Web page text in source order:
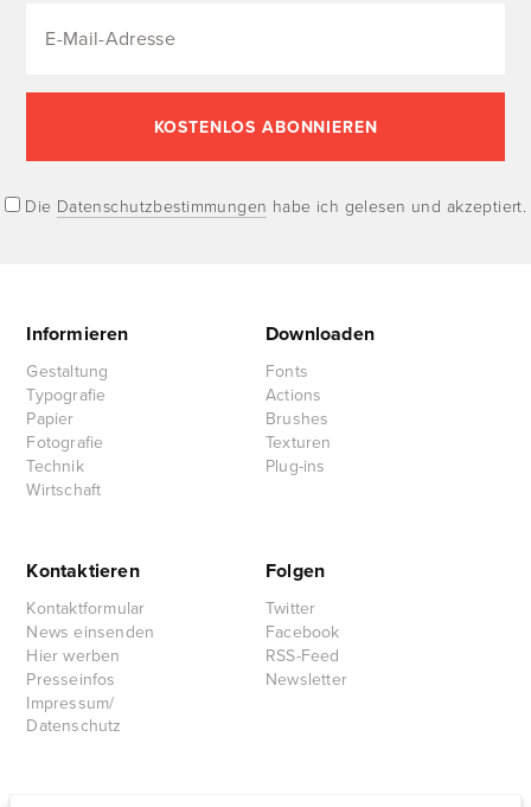
Die Datenschutzbestimmungen habe ich gelesen und akzeptiert.
Informieren
Gestaltung
Typografie
Papier
Fotografie
Technik
Wirtschaft
Downloaden
Fonts
Actions
Brushes
Texturen
Plug-ins
Kontaktieren
Kontaktformular
News einsenden
Hier werben
Presseinfos
Impressum/
Datenschutz
Folgen
Twitter
Facebook
RSS-Feed
Newsletter